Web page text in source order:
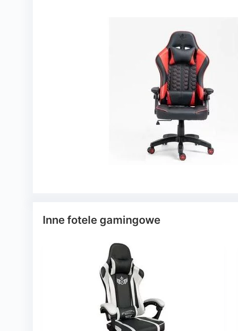
Inne fotele gamingowe